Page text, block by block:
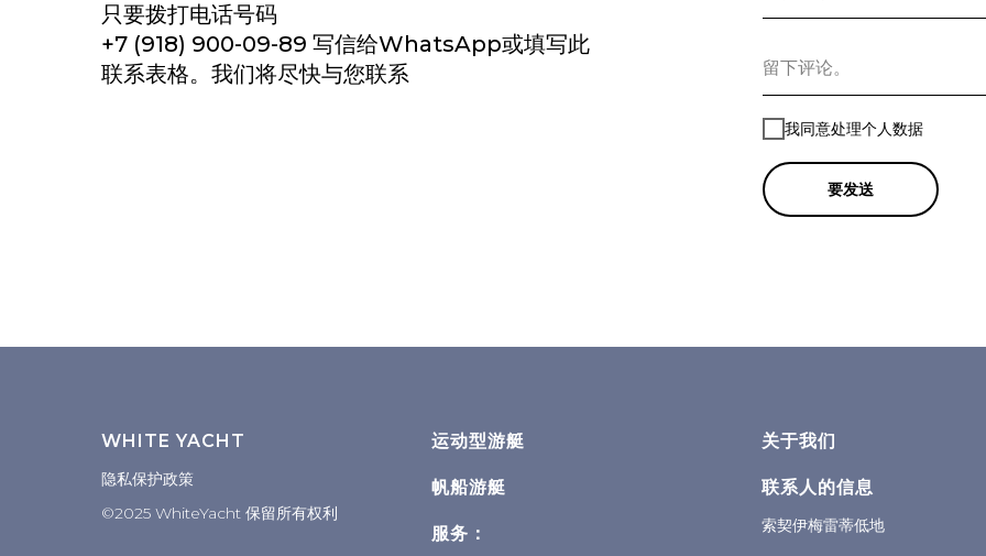
只要拨打电话号码
+7 (918) 900-09-89 写信给WhatsApp或填写此
联系表格。我们将尽快与您联系
我同意处理个人数据
要发送
WHITE YACHT
隐私保护政策
©2025 WhiteYacht 保留所有权利
运动型游艇
帆船游艇
服务：
关于我们
联系人的信息
索契伊梅雷蒂低地